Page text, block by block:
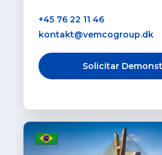
+45 76 22 11 46
kontakt@vemcogroup.dk
Solicitar